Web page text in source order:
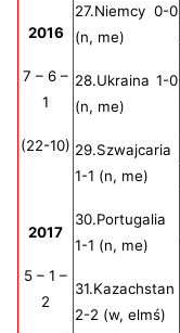
2016
7 – 6 –
1
(22-10)
2017
5 – 1 –
2
27.Niemcy 0-0
(n, me)
28.Ukraina 1-0
(n, me)
29.Szwajcaria
1-1 (n, me)
30.Portugalia
1-1 (n, me)
31.Kazachstan
2-2 (w, elmś)